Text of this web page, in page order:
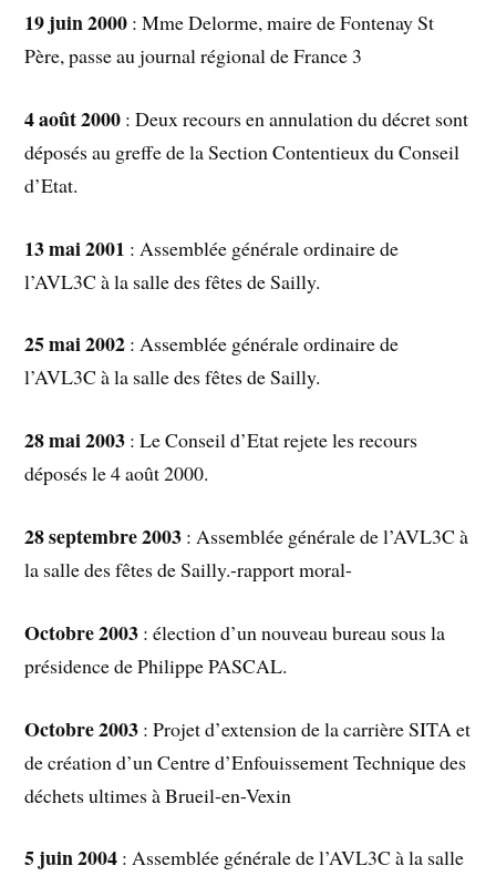
19 juin 2000 : Mme Delorme, maire de Fontenay St
Père, passe au journal régional de France 3
4 août 2000 : Deux recours en annulation du décret sont
déposés au greffe de la Section Contentieux du Conseil
d’Etat.
13 mai 2001 : Assemblée générale ordinaire de
l’AVL3C à la salle des fêtes de Sailly.
25 mai 2002 : Assemblée générale ordinaire de
l’AVL3C à la salle des fêtes de Sailly.
28 mai 2003 : Le Conseil d’Etat rejete les recours
déposés le 4 août 2000.
28 septembre 2003 : Assemblée générale de l’AVL3C à
la salle des fêtes de Sailly.-rapport moral-
Octobre 2003 : élection d’un nouveau bureau sous la
présidence de Philippe PASCAL.
Octobre 2003 : Projet d’extension de la carrière SITA et
de création d’un Centre d’Enfouissement Technique des
déchets ultimes à Brueil-en-Vexin
5 juin 2004 : Assemblée générale de l’AVL3C à la salle